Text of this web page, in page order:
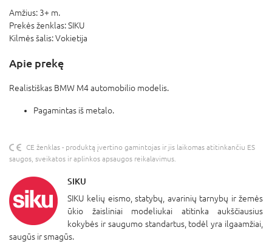
Amžius: 3+ m.
Prekės ženklas:SIKU
Kilmės šalis:Vokietija
Apie prekę
Realistiškas BMW M4 automobilio modelis.
Pagamintas iš metalo.
CE ženklas - produktą įvertino gamintojas ir jis laikomas atitinkančiu ES
saugos, sveikatos ir aplinkos apsaugos reikalavimus.
SIKU
SIKU kelių eismo, statybų, avarinių tarnybų ir žemės
ūkio žaisliniai modeliukai atitinka aukščiausius
kokybės ir saugumo standartus, todėl yra ilgaamžiai,
saugūs ir smagūs.